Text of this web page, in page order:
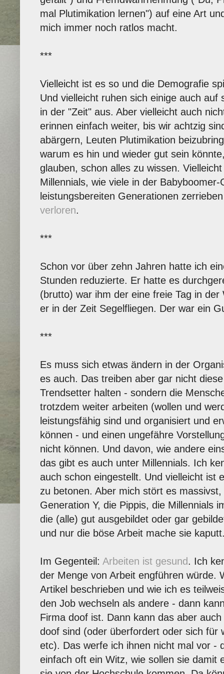
mal Plutimikation lernen") auf eine Art
mich immer noch ratlos macht.
***
Vielleicht ist es so und die Demografie
Und vielleicht ruhen sich einige auch auf
in der "Zeit" aus. Aber vielleicht auch
erinnen einfach weiter, bis wir achtzig
abärgern, Leuten Plutimikation
warum es hin und wieder gut sein
glauben, schon alles zu wissen.
Millennials, wie viele in der
leistungsbereiten Generationen
verloren.
***
Schon vor über zehn Jahren hatte ich
Stunden reduzierte. Er hatte es
(brutto) war ihm der eine freie Tag in
er in der Zeit Segelfliegen. Der war ein
***
Es muss sich etwas ändern in der
es auch. Das treiben aber gar nicht
Trendsetter halten - sondern die
trotzdem weiter arbeiten (wollen und
leistungsfähig sind und organisiert und
können - und einen ungefähre
nicht können. Und davon, wie andere
das gibt es auch unter Millennials. Ich
auch schon eingestellt. Und vielleicht ist
zu betonen. Aber mich stört es
Generation Y, die Pippis, die Millennials
die (alle) gut ausgebildet oder gar
und nur die böse Arbeit mache sie
Im Gegenteil: Arbeiten ist gesund. Ich
der Menge von Arbeit engführen würde.
Artikel beschrieben und wie ich es
den Job wechseln als andere - dann
Firma doof ist. Dann kann das aber
doof sind (oder überfordert oder sich für
etc). Das werfe ich ihnen nicht mal vor -
einfach oft ein Witz, wie sollen sie damit